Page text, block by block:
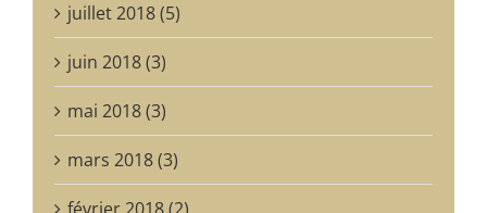
juillet 2018 (5)
juin 2018 (3)
mai 2018 (3)
mars 2018 (3)